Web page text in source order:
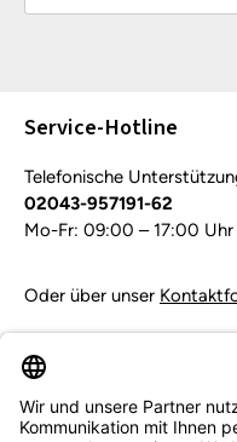
Service-Hotline
Telefonische
02043-957191-62
Mo-Fr: 09:00 – 17:00 Uhr
Oder über unser